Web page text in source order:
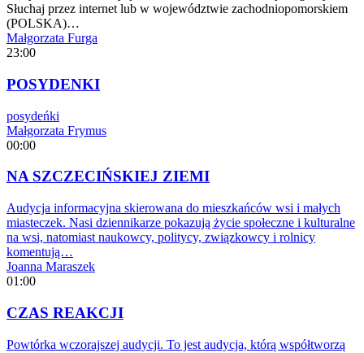
Słuchaj przez internet lub w województwie zachodniopomorskiem
(POLSKA)…
Małgorzata Furga
23:00
POSYDENKI
posydeńki
Małgorzata Frymus
00:00
NA SZCZECIŃSKIEJ ZIEMI
Audycja informacyjna skierowana do mieszkańców wsi i małych
miasteczek. Nasi dziennikarze pokazują życie społeczne i kulturalne
na wsi, natomiast naukowcy, politycy, związkowcy i rolnicy
komentują…
Joanna Maraszek
01:00
CZAS REAKCJI
Powtórka wczorajszej audycji. To jest audycja, którą współtworzą